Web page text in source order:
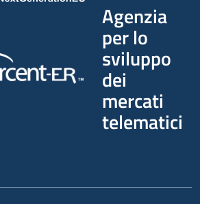
Agenzia
per lo
sviluppo
dei
mercati
telematici